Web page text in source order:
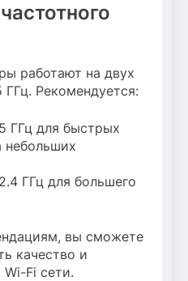
работают на двух
ГГц. Рекомендуется:
ГГц для быстрых
небольших
ГГц для большего
вы сможете
качество и
Fi сети.